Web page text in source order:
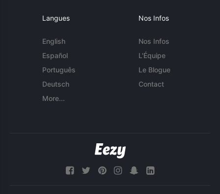
Langues
English
Español
Português
Deutsch
More...
Nos Infos
Nos Infos
L'Équipe
Le Blogue
Contact